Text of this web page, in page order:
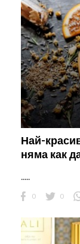
Най-
няма как
.....
0 0